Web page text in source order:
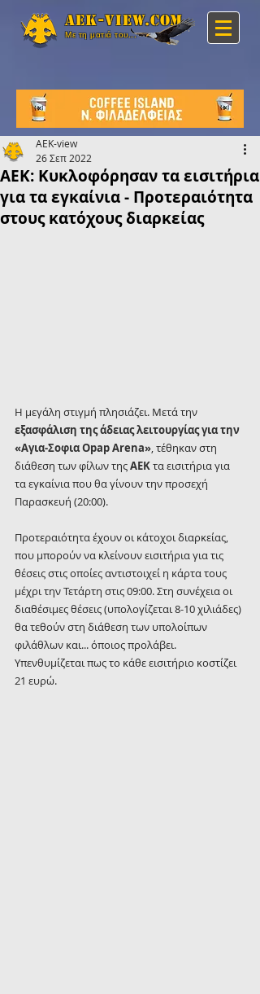
Aek-view.com
Με τη ματιά του...
ΑΕΚ: Κυκλοφόρησαν τα εισιτήρια
για τα εγκαίνια - Προτεραιότητα
στους κατόχους διαρκείας
AEK-view
26 Σεπ 2022
Η μεγάλη στιγμή πλησιάζει. Μετά την
εξασφάλιση της άδειας λειτουργίας για την
«Αγια-Σοφια Opap Arena», τέθηκαν στη
διάθεση των φίλων της ΑΕΚ τα εισιτήρια για
τα εγκαίνια που θα γίνουν την προσεχή
Παρασκευή (20:00).
Προτεραιότητα έχουν οι κάτοχοι διαρκείας,
που μπορούν να κλείνουν εισιτήρια για τις
θέσεις στις οποίες αντιστοιχεί η κάρτα τους
μέχρι την Τετάρτη στις 09:00. Στη συνέχεια οι
διαθέσιμες θέσεις (υπολογίζεται 8-10 χιλιάδες)
θα τεθούν στη διάθεση των υπολοίπων
φιλάθλων και... όποιος προλάβει.
Υπενθυμίζεται πως το κάθε εισιτήριο κοστίζει
21 ευρώ.